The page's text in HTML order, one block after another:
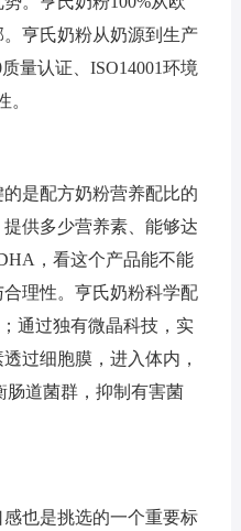
亨氏奶粉从奶源到生产
量认证、ISO14001环境
是配方奶粉营养配比的
供多少营养素、能够达
，看这个产品能不能
理性。亨氏奶粉科学配
通过独有微晶科技，实
过细胞膜，进入体内，
肠道菌群，抑制有害菌
也是挑选的一个重要标